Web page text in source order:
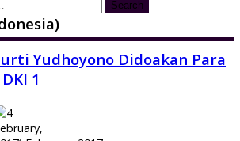
Yudhoyono Didoakan Para
1